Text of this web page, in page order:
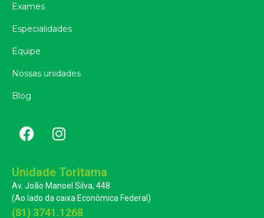
Exames
Especialidades
Equipe
Nossas unidades
Blog
Unidade Toritama
Av. João Manoel Silva, 448
(Ao lado da caixa Econômica Federal)
(81) 3741.1268